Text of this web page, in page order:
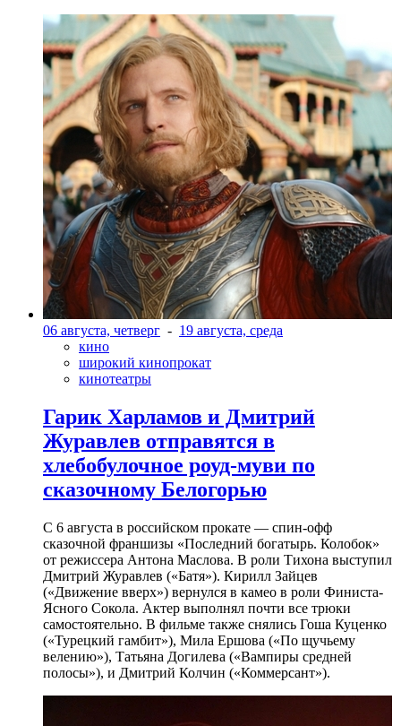
06 августа, четверг - 19 августа, среда
кино
широкий кинопрокат
кинотеатры
Гарик Харламов и Дмитрий
Журавлев отправятся в
хлебобулочное роуд-муви по
сказочному Белогорью
С 6 августа в российском прокате — спин-офф
сказочной франшизы «Последний богатырь. Колобок»
от режиссера Антона Маслова. В роли Тихона выступил
Дмитрий Журавлев («Батя»). Кирилл Зайцев
(«Движение вверх») вернулся в камео в роли Финиста-
Ясного Сокола. Актер выполнял почти все трюки
самостоятельно. В фильме также снялись Гоша Куценко
(«Турецкий гамбит»), Мила Ершова («По щучьему
велению»), Татьяна Догилева («Вампиры средней
полосы»), и Дмитрий Колчин («Коммерсант»).